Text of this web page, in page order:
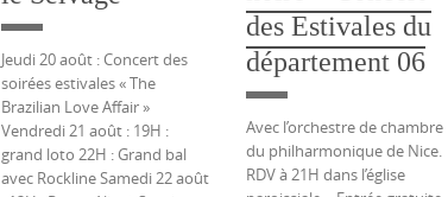
Jeudi 20 août : Concert des
soirées estivales « The
Brazilian Love Affair »
Vendredi 21 août : 19H :
grand loto 22H : Grand bal
avec Rockline Samedi 22 août
des Estivales du
département 06
Avec l’orchestre de chambre
du philharmonique de Nice.
RDV à 21H dans l’église